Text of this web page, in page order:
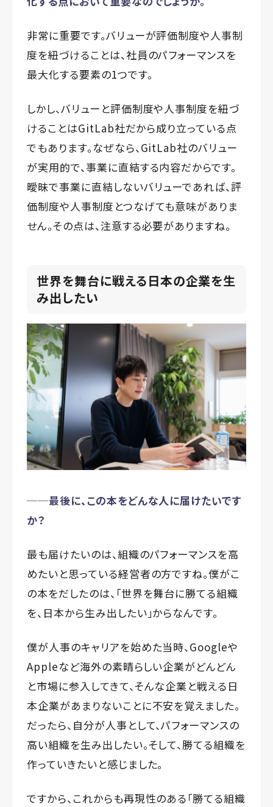
非常に重要です。バリューが評価制度や人事制
度を紐づけることは、社員のパフォーマンスを
最大化する要素の1つです。
しかし、バリューと評価制度や人事制度を紐づ
けることはGitLab社だから成り立っている点
でもあります。なぜなら、GitLab社のバリュー
が実用的で、事業に直結する内容だからです。
曖昧で事業に直結しないバリューであれば、評
価制度や人事制度とつなげても意味がありま
せん。その点は、注意する必要がありますね。
世界を舞台に戦える日本の企業を生
み出したい
──最後に、この本をどんな人に届けたいです
か？
最も届けたいのは、組織のパフォーマンスを高
めたいと思っている経営者の方ですね。僕がこ
の本をだしたのは、「世界を舞台に勝てる組織
を、日本から生み出したい」からなんです。
僕が人事のキャリアを始めた当時、Googleや
Appleなど海外の素晴らしい企業がどんどん
と市場に参入してきて、そんな企業と戦える日
本企業があまりないことに不安を覚えました。
だったら、自分が人事として、パフォーマンスの
高い組織を生み出したい。そして、勝てる組織を
作っていきたいと感じました。
ですから、これからも再現性のある「勝てる組織